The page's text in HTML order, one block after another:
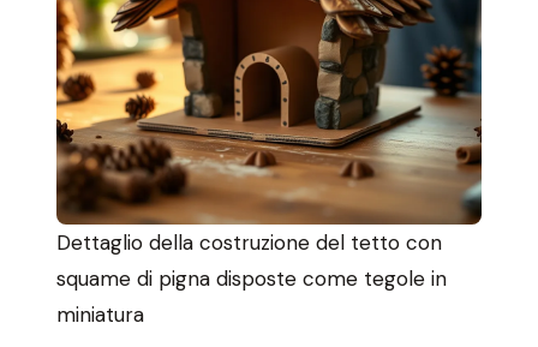
Dettaglio della costruzione del tetto con
squame di pigna disposte come tegole in
miniatura